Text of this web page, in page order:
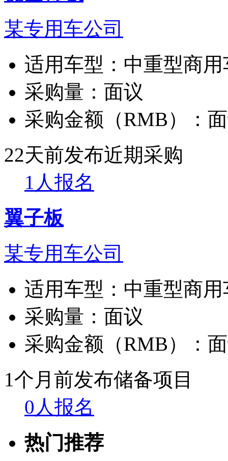
某专用车公司
适用车型： 中重型商
采购量： 面议
采购金额（RMB）：
22天前发布近期采购
1人报名
翼子板
某专用车公司
适用车型： 中重型商
采购量： 面议
采购金额（RMB）：
1个月前发布储备项目
0人报名
热门推荐